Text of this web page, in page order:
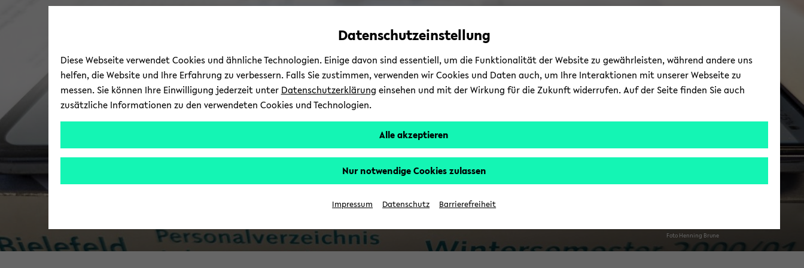
Automatische
vermeiden
zum
wechseln
zum
wechseln
zum
wechseln
Foto Hen­ning Brune
Datenschutzeinstellung
Diese Webseite verwendet Cookies und ähnliche Technologien. Einige davon sind essentiell, um die Funktionalität der Website zu gewährleisten, während andere uns
helfen, die Website und Ihre Erfahrung zu verbessern. Falls Sie zustimmen, verwenden wir Cookies und Daten auch, um Ihre Interaktionen mit unserer Webseite zu
messen. Sie können Ihre Einwilligung jederzeit unter Datenschutzerklärung einsehen und mit der Wirkung für die Zukunft widerrufen. Auf der Seite finden Sie auch
zusätzliche Informationen zu den verwendeten Cookies und Technologien.
Alle akzeptieren
Nur notwendige Cookies zulassen
Impressum Datenschutz Barrierefreiheit